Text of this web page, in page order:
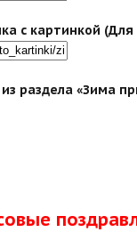
с картинкой
раздела «Зима